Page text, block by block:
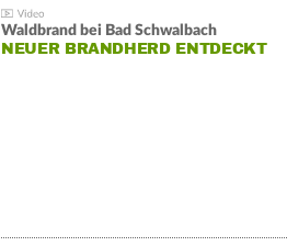
Waldbrand bei Bad Schwalbach
NEUER BRANDHERD ENTDECKT